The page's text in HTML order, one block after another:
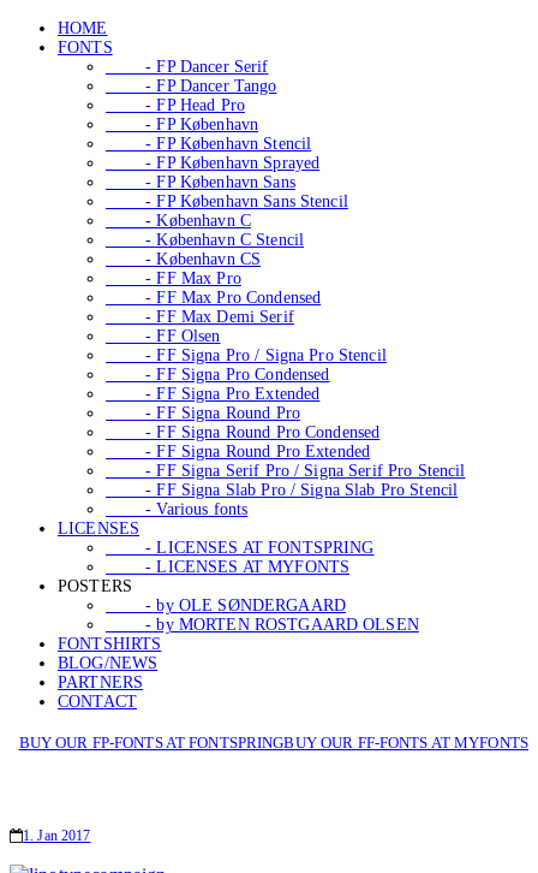
HOME
FONTS
- FP Dancer Serif
- FP Dancer Tango
- FP Head Pro
- FP København
- FP København Stencil
- FP København Sprayed
- FP København Sans
- FP København Sans Stencil
- København C
- København C Stencil
- København CS
- FF Max Pro
- FF Max Pro Condensed
- FF Max Demi Serif
- FF Olsen
- FF Signa Pro / Signa Pro Stencil
- FF Signa Pro Condensed
- FF Signa Pro Extended
- FF Signa Round Pro
- FF Signa Round Pro Condensed
- FF Signa Round Pro Extended
- FF Signa Serif Pro / Signa Serif Pro Stencil
- FF Signa Slab Pro / Signa Slab Pro Stencil
- Various fonts
LICENSES
- LICENSES AT FONTSPRING
- LICENSES AT MYFONTS
POSTERS
- by OLE SØNDERGAARD
- by MORTEN ROSTGAARD OLSEN
FONTSHIRTS
BLOG/NEWS
PARTNERS
CONTACT
BUY OUR FP-FONTS AT FONTSPRINGBUY OUR FF-FONTS AT MYFONTS
1. Jan 2017